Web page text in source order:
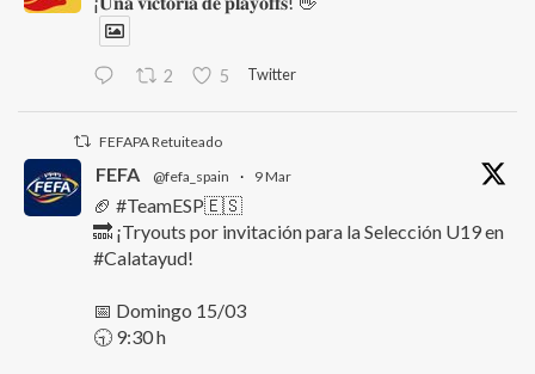
2 5 Twitter
FEFAPA Retuiteado
FEFA @fefa_spain · 9 Mar
🏈 #TeamESP🇪🇸
🔜 ¡Tryouts por invitación para la Selección U19 en
#Calatayud!
📅 Domingo 15/03
🕤 9:30 h